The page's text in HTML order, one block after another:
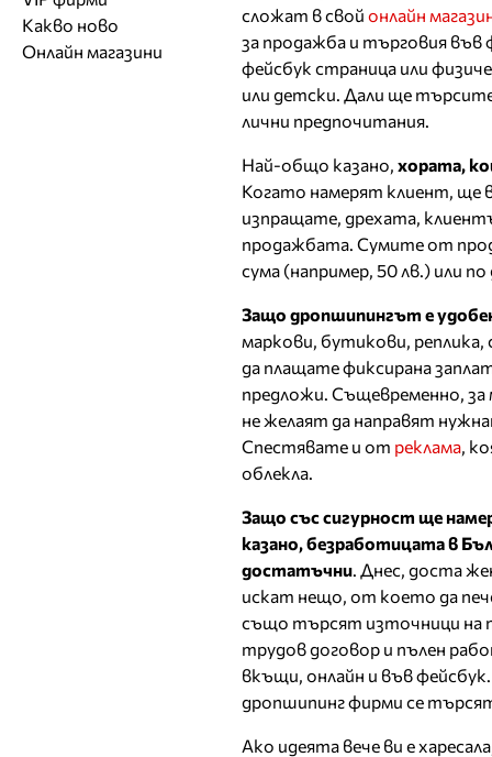
сложат в свой онлайн
за продажба и търговия във
фейсбук страница или
или детски. Дали ще търсите
лични предпочитания.
Най-общо казано, хората,
Когато намерят клиент, ще
изпращате, дрехата,
продажбата. Сумите от
сума (например, 50 лв.) или
Защо дропшипингът е
маркови, бутикови,
да плащате фиксирана
предложи. Същевременно,
не желаят да направят
Спестявате и от реклама ,
облекла.
Защо със сигурност ще
казано, безработицата в
достатъчни . Днес, доста
искат нещо, от което да
също търсят източници на
трудов договор и пълен
вкъщи, онлайн и във
дропшипинг фирми се
Ако идеята вече ви е
Модни дизайнери
Бутици
Обувки
Други аксесоари
Солариуми
Фитнес и здраве
Работа на ишлеме
CAD/CAM услуги
Модни списания
Сватбени агенции
Магазини за обувки
Магазини за aксесоари
Какво ново
Онлайн магазини